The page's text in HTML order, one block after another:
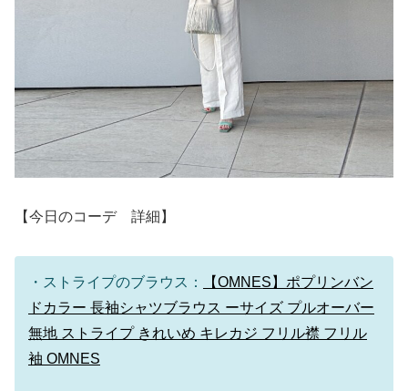
【今日のコーデ 詳細】
・ストライプのブラウス：
【OMNES】ポプリンバン
ドカラー 長袖シャツブラウス ーサイズ プルオーバー
無地 ストライプ きれいめ キレカジ フリル襟 フリル
袖 OMNES